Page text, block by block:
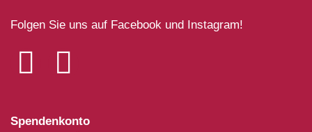
Folgen Sie uns auf Facebook und Instagram!
Spendenkonto